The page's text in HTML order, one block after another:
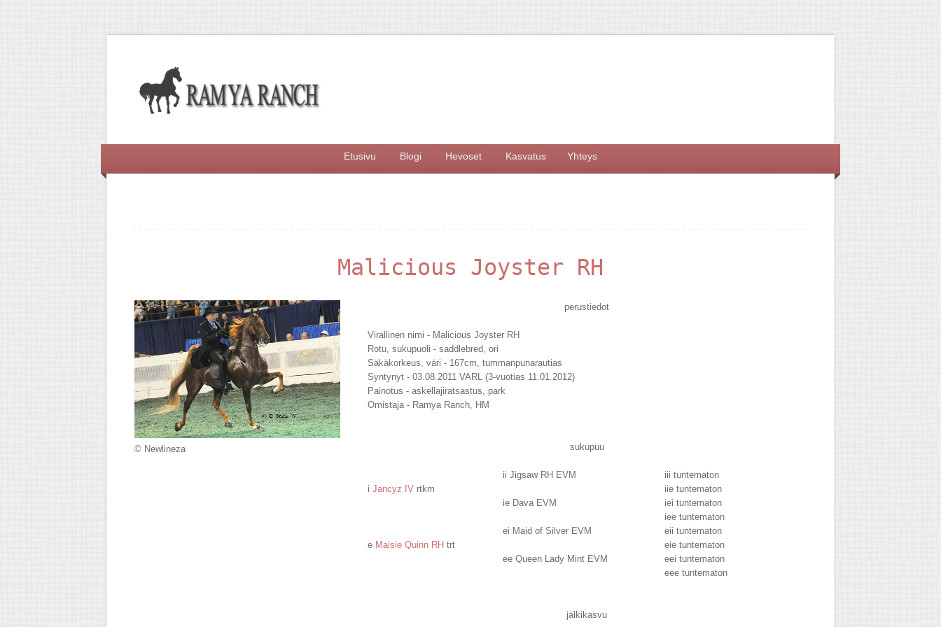
Etusivu Blogi Hevoset Kasvatus Yhteys
Malicious Joyster RH
© Newlineza
perustiedot
Virallinen nimi - Malicious Joyster RH
Rotu, sukupuoli - saddlebred, ori
Säkäkorkeus, väri - 167cm, tummanpunarautias
Syntynyt - 03.08.2011 VARL (3-vuotias 11.01.2012)
Painotus - askellajiratsastus, park
Omistaja - Ramya Ranch, HM
sukupuu
i Jancyz IV rtkm
ii Jigsaw RH EVM
iii tuntematon
iie tuntematon
ie Dava EVM
iei tuntematon
iee tuntematon
e Maisie Quinn RH trt
ei Maid of Silver EVM
eii tuntematon
eie tuntematon
ee Queen Lady Mint EVM
eei tuntematon
eee tuntematon
jälkikasvu